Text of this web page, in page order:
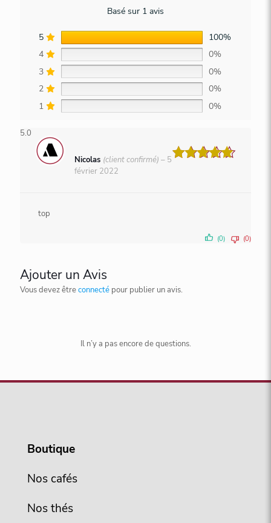
Basé sur 1 avis
5
100%
4
0%
3
0%
2
0%
1
0%
5.0
Nicolas (client confirmé) – 5
février 2022
top
(0) (0)
Ajouter un Avis
Vous devez êtreconnecté pour publier un avis.
Il n’y a pas encore de questions.
Boutique
Nos cafés
Nos thés